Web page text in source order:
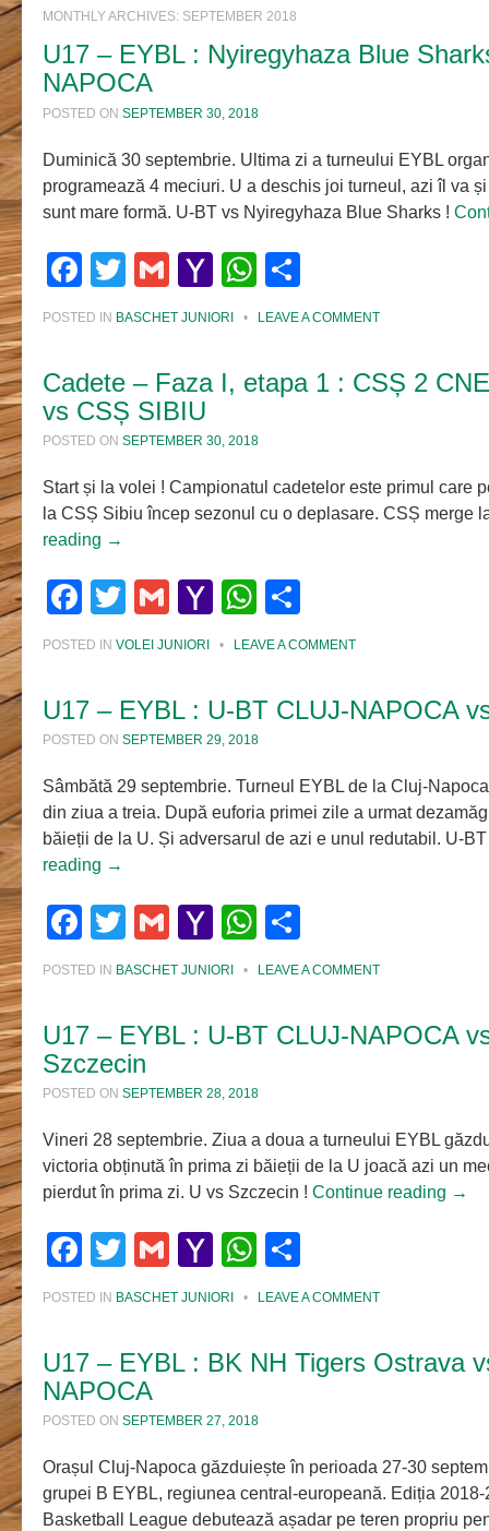
MONTHLY ARCHIVES: SEPTEMBER 2018
U17 – EYBL : Nyiregyhaza Blue
NAPOCA
POSTED ON SEPTEMBER 30, 2018
Duminică 30 septembrie. Ultima zi a turneului EYBL
programează 4 meciuri. U a deschis joi turneul, azi îl va
sunt mare formă. U-BT vs Nyiregyhaza Blue Sharks !
Facebook
Twitter
GmailYahoo
Mail
WhatsApp
Share
POSTED IN BASCHET JUNIORI • LEAVE A COMMENT
Cadete – Faza I, etapa 1 : CSȘ 2
vs CSȘ SIBIU
POSTED ON SEPTEMBER 30, 2018
Start și la volei ! Campionatul cadetelor este primul care
la CSȘ Sibiu încep sezonul cu o deplasare. CSȘ merge
reading →
Facebook
Twitter
GmailYahoo
Mail
WhatsApp
POSTED IN VOLEI JUNIORI • LEAVE A COMMENT
U17 – EYBL : U-BT CLUJ-NAPOCA
POSTED ON SEPTEMBER 29, 2018
Sâmbătă 29 septembrie. Turneul EYBL de la Cluj-
din ziua a treia. După euforia primei zile a urmat
băieții de la U. Și adversarul de azi e unul redutabil. U-
reading →
Facebook
Twitter
GmailYahoo
Mail
WhatsApp
POSTED IN BASCHET JUNIORI • LEAVE A COMMENT
U17 – EYBL : U-BT CLUJ-NAPOCA
Szczecin
POSTED ON SEPTEMBER 28, 2018
Vineri 28 septembrie. Ziua a doua a turneului EYBL
victoria obținută în prima zi băieții de la U joacă azi un
pierdut în prima zi. U vs Szczecin ! Continue reading →
Facebook
Twitter
GmailYahoo
Mail
WhatsApp
POSTED IN BASCHET JUNIORI • LEAVE A COMMENT
U17 – EYBL : BK NH Tigers Ostrava
NAPOCA
POSTED ON SEPTEMBER 27, 2018
Orașul Cluj-Napoca găzduiește în perioada 27-30
grupei B EYBL, regiunea central-europeană. Ediția
Basketball League debutează așadar pe teren propriu